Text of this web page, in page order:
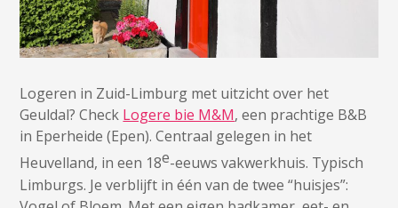
Logeren in Zuid-Limburg met uitzicht over het
Geuldal? Check Logere bie M&M, een prachtige B&B
in Eperheide (Epen). Centraal gelegen in het
Heuvelland, in een 18e-eeuws vakwerkhuis. Typisch
Limburgs. Je verblijft in één van de twee “huisjes”: